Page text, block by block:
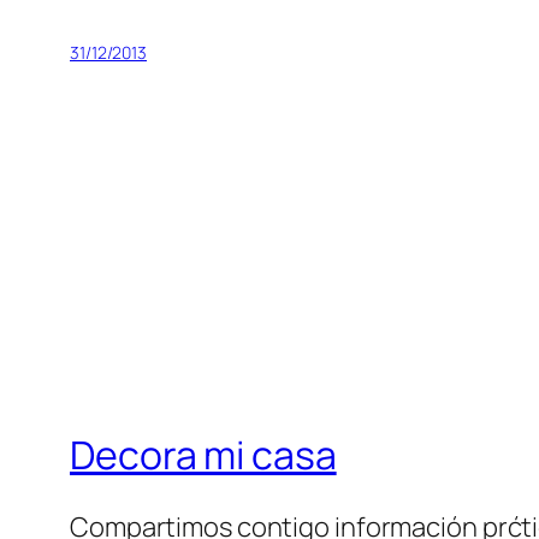
31/12/2013
Decora mi casa
Compartimos contigo información